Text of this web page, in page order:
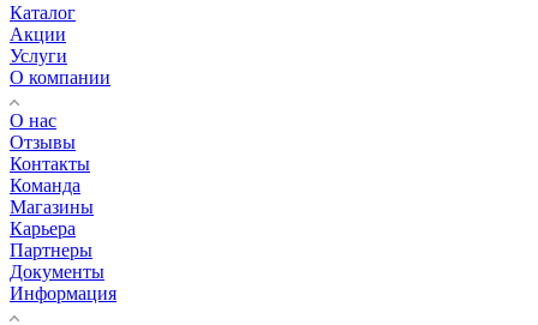
Каталог
Акции
Услуги
О компании
О нас
Отзывы
Контакты
Команда
Магазины
Карьера
Партнеры
Документы
Информация